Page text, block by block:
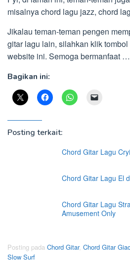
misalnya chord lagu jazz, chord
Jikalau teman-teman pengen
gitar lagu lain, silahkan klik
website ini. Semoga bermanfaat …
Bagikan ini:
Posting terkait:
Chord Gitar Lagu
Chord Gitar Lagu El
Chord Gitar Lagu
Amusement Only
Posting pada Chord Gitar, Chord Gitar
Slow Surf